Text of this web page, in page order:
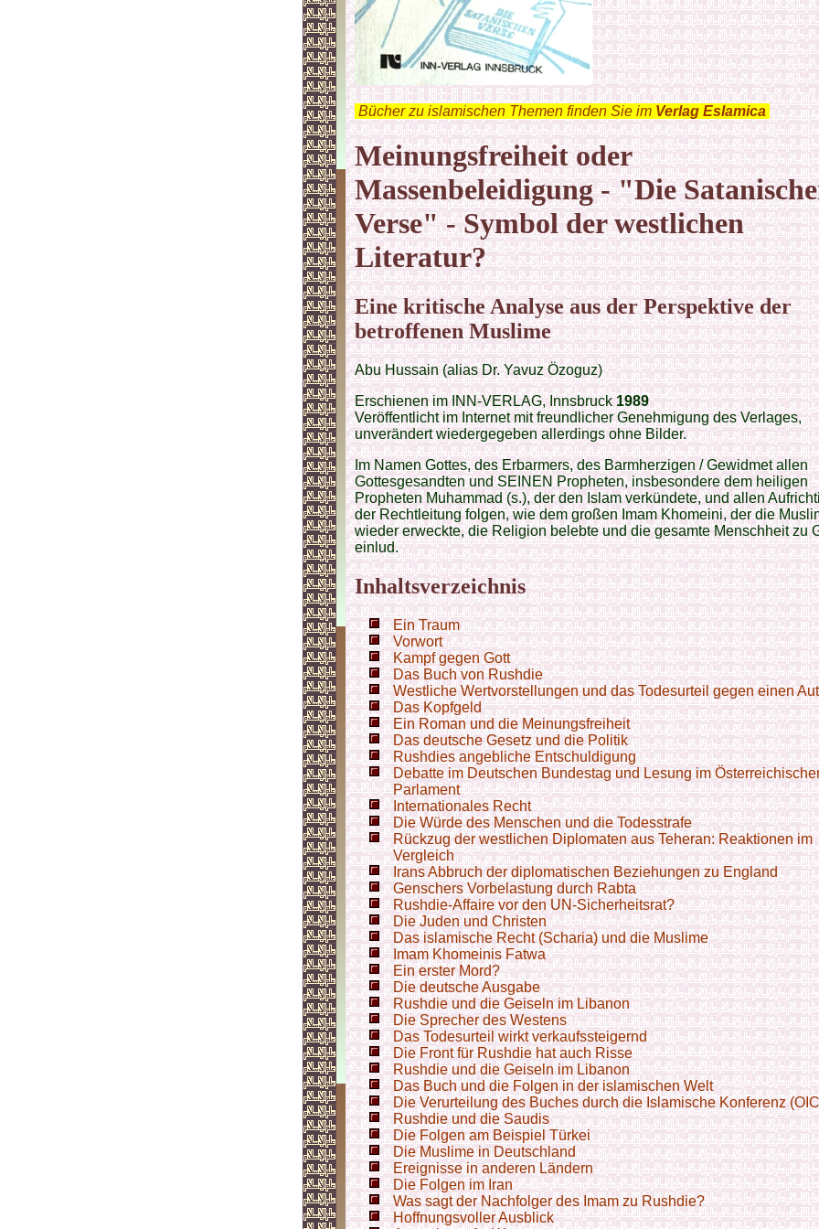
Bücher zu islamischen Themen finden Sie im Verlag Eslamica
Meinungsfreiheit oder
Massenbeleidigung - "Die
Verse" - Symbol der westlichen
Literatur?
Eine kritische Analyse aus der Perspektive der
betroffenen Muslime
Abu Hussain (alias Dr. Yavuz Özoguz)
Erschienen im INN-VERLAG, Innsbruck1989
Veröffentlicht im Internet mit freundlicher Genehmigung des Verlages,
unverändert wiedergegeben allerdings ohne Bilder.
Im Namen Gottes, des Erbarmers, des Barmherzigen / Gewidmet allen
Gottesgesandten und SEINEN Propheten, insbesondere dem heiligen
Propheten Muhammad (s.), der den Islam verkündete, und allen
der Rechtleitung folgen, wie dem großen Imam Khomeini, der die
wieder erweckte, die Religion belebte und die gesamte Menschheit zu
einlud.
Inhaltsverzeichnis
Ein Traum
Vorwort
Kampf gegen Gott
Das Buch von Rushdie
Westliche Wertvorstellungen und das Todesurteil gegen einen
Das Kopfgeld
Ein Roman und die Meinungsfreiheit
Das deutsche Gesetz und die Politik
Rushdies angebliche Entschuldigung
Debatte im Deutschen Bundestag und Lesung im
Parlament
Internationales Recht
Die Würde des Menschen und die Todesstrafe
Rückzug der westlichen Diplomaten aus Teheran: Reaktionen im
Vergleich
Irans Abbruch der diplomatischen Beziehungen zu England
Genschers Vorbelastung durch Rabta
Rushdie-Affaire vor den UN-Sicherheitsrat?
Die Juden und Christen
Das islamische Recht (Scharia) und die Muslime
Imam Khomeinis Fatwa
Ein erster Mord?
Die deutsche Ausgabe
Rushdie und die Geiseln im Libanon
Die Sprecher des Westens
Das Todesurteil wirkt verkaufssteigernd
Die Front für Rushdie hat auch Risse
Rushdie und die Geiseln im Libanon
Das Buch und die Folgen in der islamischen Welt
Die Verurteilung des Buches durch die Islamische Konferenz
Rushdie und die Saudis
Die Folgen am Beispiel Türkei
Die Muslime in Deutschland
Ereignisse in anderen Ländern
Die Folgen im Iran
Was sagt der Nachfolger des Imam zu Rushdie?
Hoffnungsvoller Ausblick